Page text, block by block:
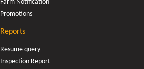
Farm Notification
Promotions
Reports
Resume query
Inspection Report